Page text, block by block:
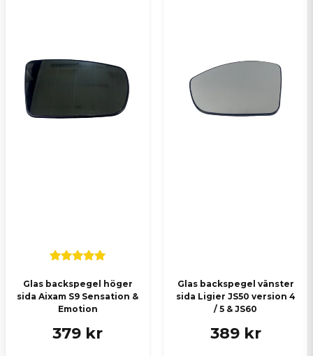
Glas backspegel höger
sida Aixam S9 Sensation &
Emotion
379 kr
Glas backspegel vänster
sida Ligier JS50 version 4
/ 5 & JS60
389 kr
Skicka en fråga